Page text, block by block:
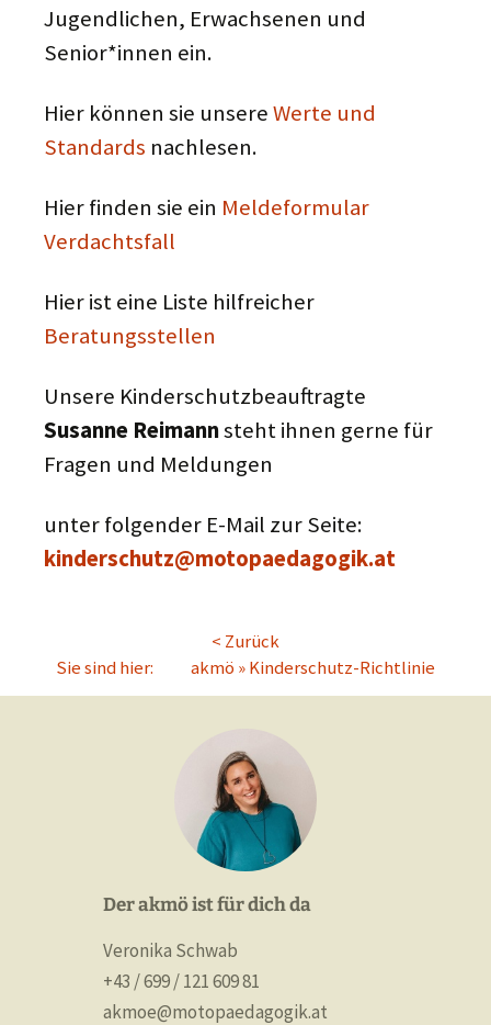
Jugendlichen, Erwachsenen und
Senior*innen ein.
Hier können sie unsereWerte und
Standards nachlesen.
Hier finden sie ein Meldeformular
Verdachtsfall
Hier ist eine Liste hilfreicher
Beratungsstellen
Unsere Kinderschutzbeauftragte
Susanne Reimannsteht ihnen gerne für
Fragen und Meldungen
unter folgender E-Mail zur Seite:
kinderschutz@motopaedagogik.at
< Zurück
Sie sind hier: akmö »Kinderschutz-Richtlinie
Der akmö ist für dich da
Veronika Schwab
+43 / 699 / 121 609 81
akmoe@motopaedagogik.at